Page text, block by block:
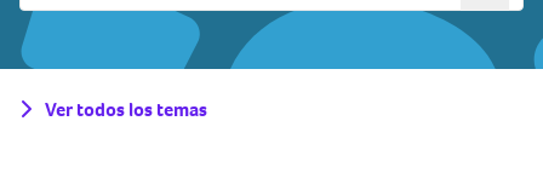
Ver todos los temas